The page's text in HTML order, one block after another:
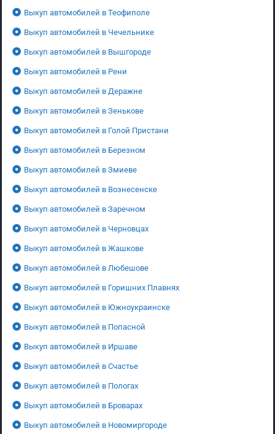
Выкуп автомобилей в Теофиполе
Выкуп автомобилей в Чечельнике
Выкуп автомобилей в Вышгороде
Выкуп автомобилей в Рени
Выкуп автомобилей в Деражне
Выкуп автомобилей в Зенькове
Выкуп автомобилей в Голой Пристани
Выкуп автомобилей в Березном
Выкуп автомобилей в Змиеве
Выкуп автомобилей в Вознесенске
Выкуп автомобилей в Заречном
Выкуп автомобилей в Черновцах
Выкуп автомобилей в Жашкове
Выкуп автомобилей в Любешове
Выкуп автомобилей в Горишних Плавнях
Выкуп автомобилей в Южноукраинске
Выкуп автомобилей в Попасной
Выкуп автомобилей в Иршаве
Выкуп автомобилей в Счастье
Выкуп автомобилей в Пологах
Выкуп автомобилей в Броварах
Выкуп автомобилей в Новомиргороде